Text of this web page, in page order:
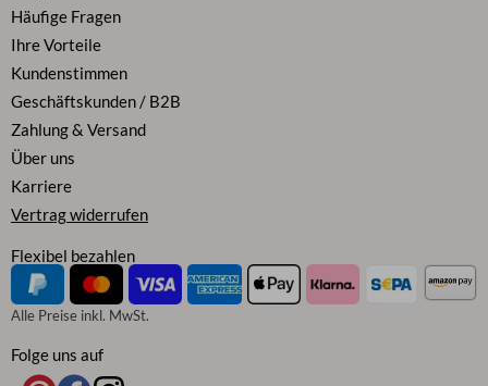
Häufige Fragen
Ihre Vorteile
Kundenstimmen
Geschäftskunden / B2B
Zahlung & Versand
Über uns
Karriere
Vertrag widerrufen
Flexibel bezahlen
Alle Preise inkl. MwSt.
Folge uns auf